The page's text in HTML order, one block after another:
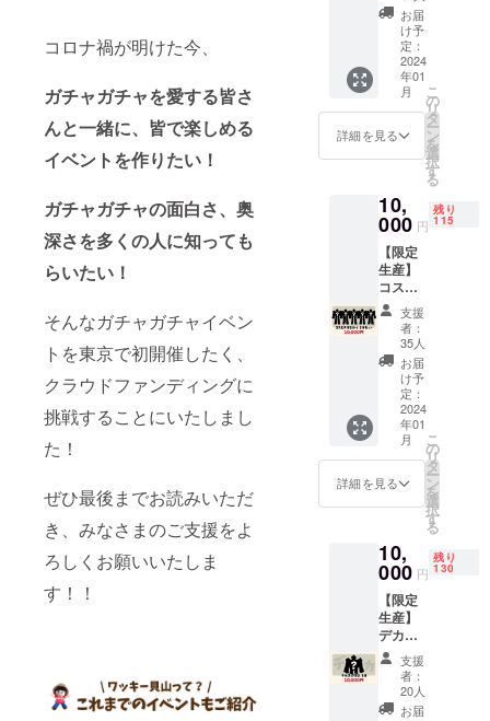
コロナ禍が明けた今、
ガチャガチャを愛する皆さ
んと一緒に、皆で楽しめる
イベントを作りたい！
ガチャガチャの面白さ、奥
深さを多くの人に知っても
らいたい！
そんなガチャガチャイベン
トを東京で初開催したく、
クラウドファンディングに
挑戦することにいたしまし
た！
ぜひ最後までお読みいただ
き、みなさまのご支援をよ
ろしくお願いいたしま
す！！
回せる
チケッ
トを、
お得な
価格で
GET！
（※チ
ケット
500円で
す）
※12/2,3
のいず
れかで
使用可
能で
す。
シー
バッヂ
（ラン
ダムで
２個お
届けし
ま
す！）
・ワッ
キー貝
ル
お届
け予
定：
2024
年01
月
詳細を見る
こ
の
リ
タ
ー
ン
を
選
択
す
る
10,
000 円
残り
115
【限定
生産】
コスモ
ス復刻
トイ５
体セッ
ト ガ
チャガ
チャマ
ン以外
にも
◯◯マ
ンを４
種制作
するオ
リジナ
セット
支援
者：
35人
お届
け予
定：
2024
年01
月
詳細を見る
こ
の
リ
タ
ー
ン
を
選
択
す
る
10,
000 円
残り
130
【限定
生産】
デカ消
し復
刻 １
体
支援
者：
20人
お届